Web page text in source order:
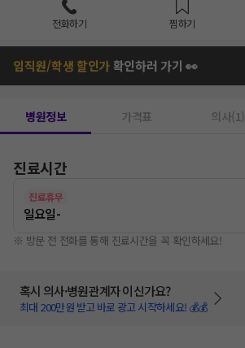
전화하기 찜하기
임직원/학생 할인가확인하러 가기 👀
병원정보 가격표 의사(1)
진료시간
진료휴무
일요일-
※ 방문 전 전화를 통해 진료시간을 꼭 확인하세요!
혹시 의사·병원관계자 이신가요?
최대 200만원 받고 바로 광고 시작하세요! 💰💰